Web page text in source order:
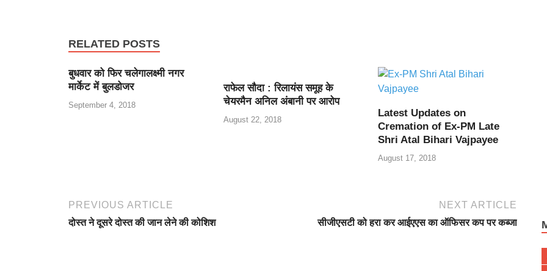
e
b
o
o
s
A
p
p
er
a
m
RELATED POSTS
बुधवार को फिर चलेगालक्ष्मी नगर
मार्केट में बुलडोजर
September 4, 2018
राफेल सौदा : रिलायंस समूह के
चेयरमैन अनिल अंबानी पर आरोप
August 22, 2018
Latest Updates on
Cremation of Ex-PM Late
Shri Atal Bihari Vajpayee
August 17, 2018
PREVIOUS ARTICLE
दोस्त ने दूसरे दोस्त की जान लेने की कोशिश
NEXT ARTICLE
सीजीएसटी को हरा कर आईएएस का ऑफिसर कप पर कब्जा